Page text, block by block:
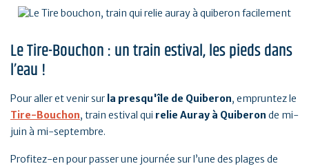
Le Tire-Bouchon : un train estival, les pieds dans
l’eau !
Pour aller et venir sur la presqu'île de Quiberon, empruntez le
Tire-Bouchon, train estival qui relie Auray à Quiberon de mi-
juin à mi-septembre.
Profitez-en pour passer une journée sur l’une des plages de